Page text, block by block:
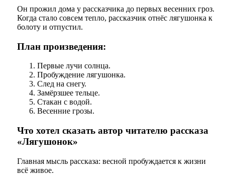
Он прожил дома у рассказчика до первых весенних гроз.
Когда стало совсем тепло, рассказчик отнёс лягушонка к
болоту и отпустил.
План произведения:
Первые лучи солнца.
Пробуждение лягушонка.
След на снегу.
Замёрзшее тельце.
Стакан с водой.
Весенние грозы.
Что хотел сказать автор читателю рассказа
«Лягушонок»
Главная мысль рассказа: весной пробуждается к жизни
всё живое.